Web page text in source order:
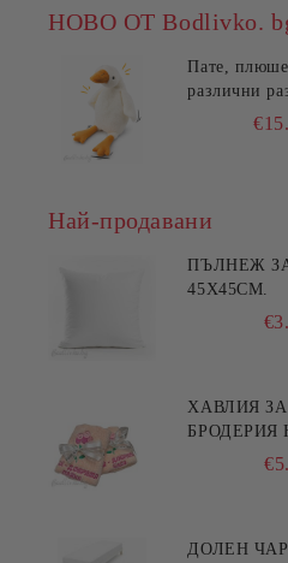
НОВО ОТ Bodlivko.
Пате,
различни
Най-продавани
ПЪЛНЕЖ
45X45СМ.
ХАВЛИЯ
БРОДЕРИЯ
МАЙКА/
ДОЛЕН